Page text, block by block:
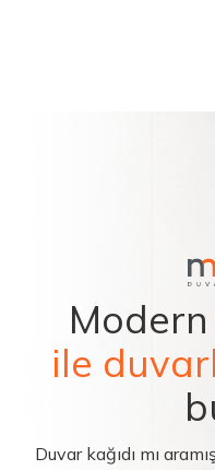
Modern
ile
Duvar kağıdı mı